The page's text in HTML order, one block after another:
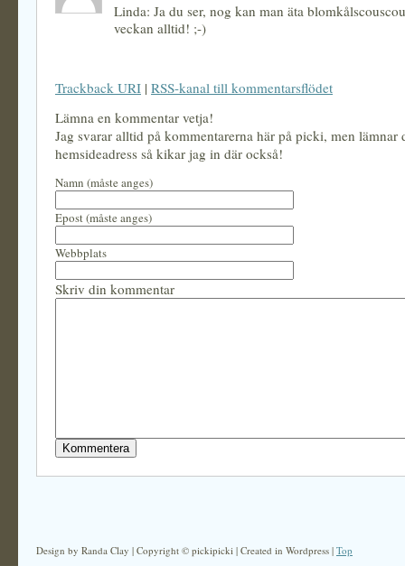
Linda: Ja du ser, nog kan man äta
veckan alltid! ;-)
Trackback URI | RSS-kanal till kommentarsflödet
Lämna en kommentar vetja!
Jag svarar alltid på kommentarerna här på picki, men lämnar
hemsideadress så kikar jag in där också!
Namn (måste anges)
Epost (måste anges)
Webbplats
Skriv din kommentar
Design by Randa Clay | Copyright © pickipicki | Created in Wordpress | Top